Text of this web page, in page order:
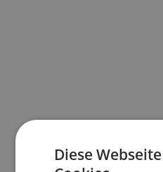
Diese